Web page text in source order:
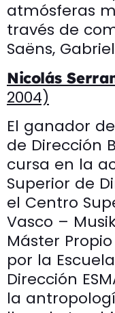
atmósferas
través de
Saëns,
Nicolás
2004)
El ganador
de Dirección
cursa en la
Superior de
el Centro
Vasco –
Máster
por la
Dirección
la